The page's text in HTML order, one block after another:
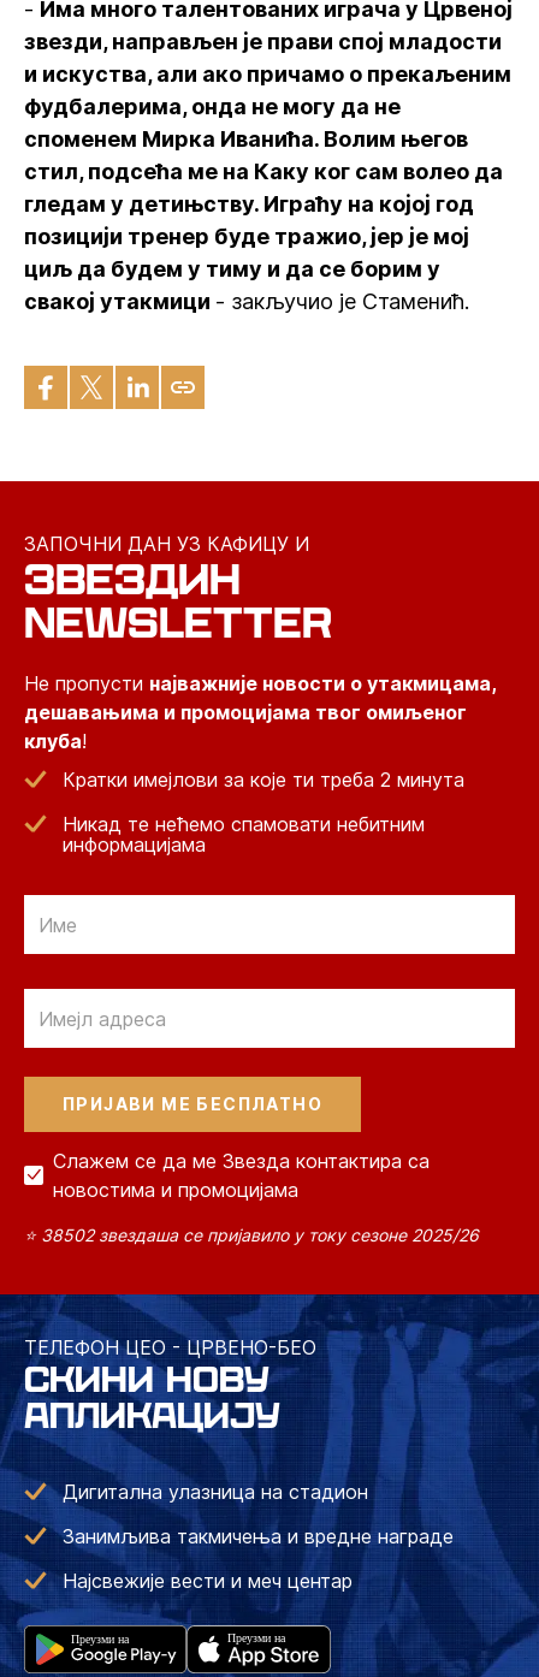
- Има много талентованих играча у Црвеној
звезди, направљен је прави спој младости
и искуства, али ако причамо о прекаљеним
фудбалерима, онда не могу да не
споменем Мирка Иванића. Волим његов
стил, подсећа ме на Каку ког сам волео да
гледам у детињству. Играћу на којој год
позицији тренер буде тражио, јер је мој
циљ да будем у тиму и да се борим у
свакој утакмици - закључио је Стаменић.
ЗАПОЧНИ ДАН УЗ КАФИЦУ И
ЗВЕЗДИН
NEWSLETTER
Не пропусти најважније новости о утакмицама,
дешавањима и промоцијама твог омиљеног
клуба!
Кратки имејлови за које ти треба 2 минута
Никад те нећемо спамовати небитним
информацијама
Слажем се да ме Звезда контактира са
новостима и промоцијама
⭐ 38502 звездаша се пријавило у току сезоне 2025/26
ТЕЛЕФОН ЦЕО - ЦРВЕНО-БЕО
СКИНИ НОВУ
АПЛИКАЦИЈУ
Дигитална улазница на стадион
Занимљива такмичења и вредне награде
Најсвежије вести и меч центар